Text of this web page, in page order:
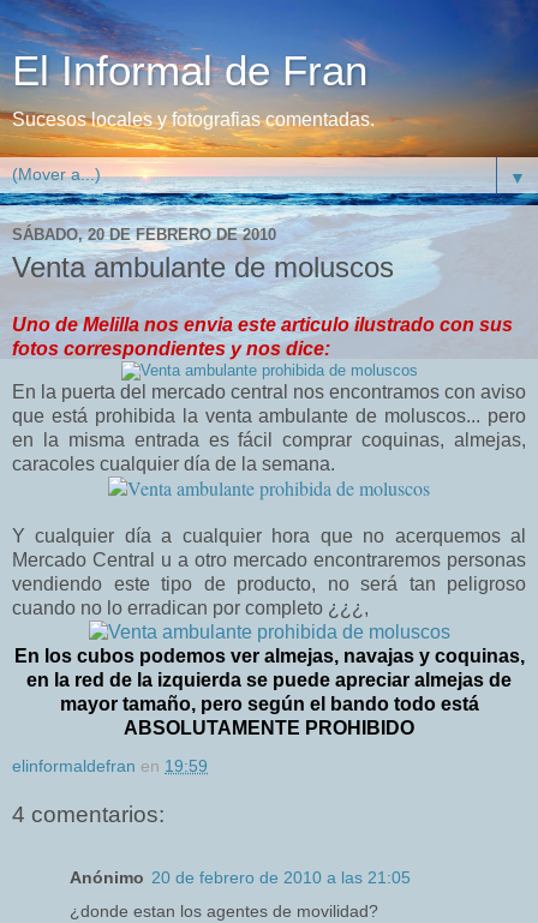
El Informal de Fran
Sucesos locales y fotografias comentadas.
▼
SÁBADO, 20 DE FEBRERO DE 2010
Venta ambulante de moluscos
Uno de Melilla nos envia este articulo ilustrado con sus
fotos correspondientes y nos dice:
En la puerta del mercado central nos encontramos con aviso
que está prohibida la venta ambulante de moluscos... pero
en la misma entrada es fácil comprar coquinas, almejas,
caracoles cualquier día de la semana.
Y cualquier día a cualquier hora que no acerquemos al
Mercado Central u a otro mercado encontraremos personas
vendiendo este tipo de producto, no será tan peligroso
cuando no lo erradican por completo ¿¿¿,
En los cubos podemos ver almejas, navajas y coquinas,
en la red de la izquierda se puede apreciar almejas de
mayor tamaño, pero según el bando todo está
ABSOLUTAMENTE PROHIBIDO
elinformaldefran en 19:59
4 comentarios:
Anónimo 20 de febrero de 2010 a las 21:05
¿donde estan los agentes de movilidad?